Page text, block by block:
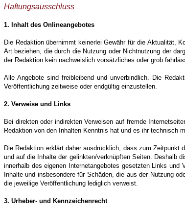
Haftungsausschluss
1. Inhalt des Onlineangebotes
Die Redaktion übernimmt keinerlei Gewähr für die Aktualität,
Art beziehen, die durch die Nutzung oder Nichtnutzung der
der Redaktion kein nachweislich vorsätzliches oder grob
Alle Angebote sind freibleibend und unverbindlich. Die
Veröffentlichung zeitweise oder endgültig einzustellen.
2. Verweise und Links
Bei direkten oder indirekten Verweisen auf fremde
Redaktion von den Inhalten Kenntnis hat und es ihr technisch
Die Redaktion erklärt daher ausdrücklich, dass zum
und auf die Inhalte der gelinkten/verknüpften Seiten. Deshalb
innerhalb des eigenen Internetangebotes gesetzten Links
Inhalte und insbesondere für Schäden, die aus der Nutzung
die jeweilige Veröffentlichung lediglich verweist.
3. Urheber- und Kennzeichenrecht